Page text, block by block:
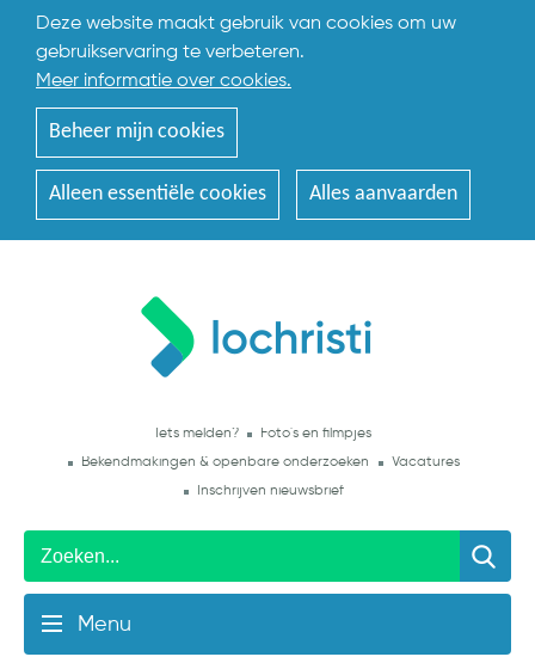
Deze website maakt gebruik van cookies om uw
gebruikservaring te verbeteren.
Meer informatie over cookies.
Beheer mijn cookies
Alleen essentiële cookies Alles aanvaarden
Iets melden?
Foto's en filmpjes
Bekendmakingen & openbare onderzoeken
Vacatures
Inschrijven nieuwsbrief
Menu